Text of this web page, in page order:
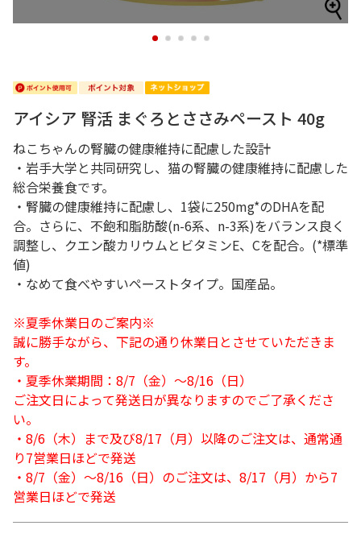
1 2 3 4 5
アイシア 腎活 まぐろとささみペースト 40g
ねこちゃんの腎臓の健康維持に配慮した設計
・岩手大学と共同研究し、猫の腎臓の健康維持に配慮した
総合栄養食です。
・腎臓の健康維持に配慮し、1袋に250mg*のDHAを配
合。さらに、不飽和脂肪酸(n-6系、n-3系)をバランス良く
調整し、クエン酸カリウムとビタミンE、Cを配合。(*標準
値)
・なめて食べやすいペーストタイプ。国産品。
※夏季休業日のご案内※
誠に勝手ながら、下記の通り休業日とさせていただきま
す。
・夏季休業期間：8/7（金）～8/16（日）
ご注文日によって発送日が異なりますのでご了承くださ
い。
・8/6（木）まで及び8/17（月）以降のご注文は、通常通
り7営業日ほどで発送
・8/7（金）～8/16（日）のご注文は、8/17（月）から7
営業日ほどで発送